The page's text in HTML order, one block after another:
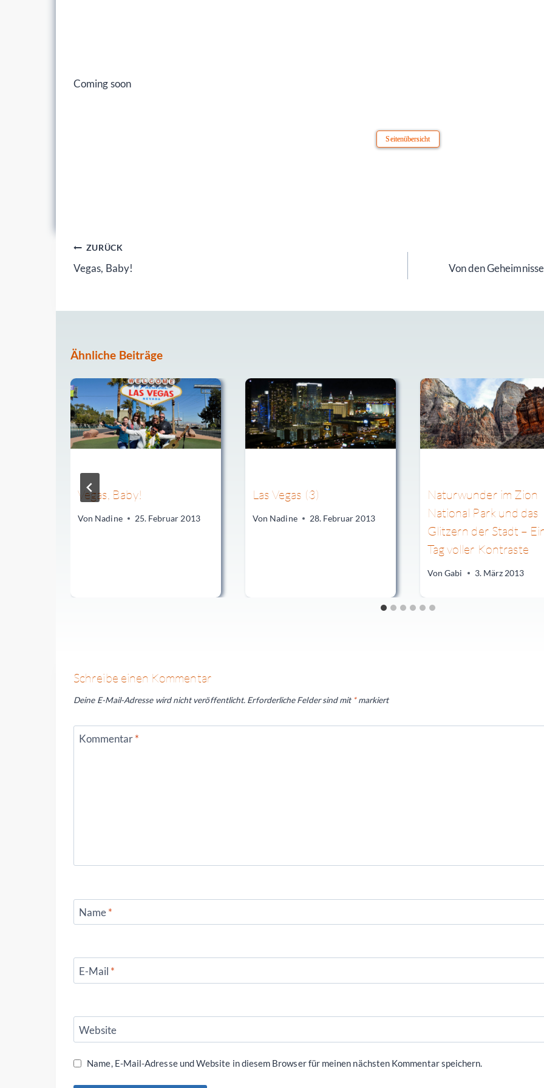
Coming soon
Seitenübersicht
Beitragsnavigation
ZURÜCK
Vegas, Baby!
Von den
Ähnliche Beiträge
Vegas, Baby!
Von Nadine 25. Februar 2013
Las Vegas (3)
Von Nadine 28. Februar 2013
Naturwunder im Zion
National Park und das
Glitzern der Stadt –
Tag voller Kontraste
Von Gabi 3. März 2013
Schreibe einen Kommentar
Deine E-Mail-Adresse wird nicht veröffentlicht. Erforderliche Felder sind mit*markiert
Kommentar*
Name*
E-Mail *
Website
Name, E-Mail-Adresse und Website in diesem Browser für meinen nächsten Kommentar speichern.